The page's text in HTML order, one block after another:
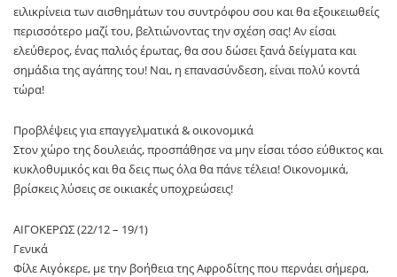
ειλικρίνεια των αισθημάτων του συντρόφου σου και θα εξοικειωθείς
περισσότερο μαζί του, βελτιώνοντας την σχέση σας! Αν είσαι
ελεύθερος, ένας παλιός έρωτας, θα σου δώσει ξανά δείγματα και
σημάδια της αγάπης του! Ναι, η επανασύνδεση, είναι πολύ κοντά
τώρα!
Προβλέψεις για επαγγελματικά & οικονομικά
Στον χώρο της δουλειάς, προσπάθησε να μην είσαι τόσο εύθικτος και
κυκλοθυμικός και θα δεις πως όλα θα πάνε τέλεια! Οικονομικά,
βρίσκεις λύσεις σε οικιακές υποχρεώσεις!
ΑΙΓΟΚΕΡΩΣ (22/12 – 19/1)
Γενικά
Φίλε Αιγόκερε, με την βοήθεια της Αφροδίτης που περνάει σήμερα,